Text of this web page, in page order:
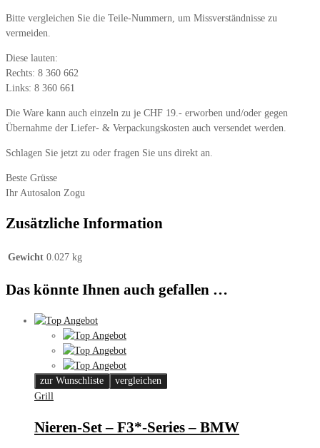
Bitte vergleichen Sie die Teile-Nummern, um Missverständnisse zu
vermeiden.
Diese lauten:
Rechts: 8 360 662
Links: 8 360 661
Die Ware kann auch einzeln zu je CHF 19.- erworben und/oder gegen
Übernahme der Liefer- & Verpackungskosten auch versendet werden.
Schlagen Sie jetzt zu oder fragen Sie uns direkt an.
Beste Grüsse
Ihr Autosalon Zogu
Zusätzliche Information
Gewicht 0.027 kg
Das könnte Ihnen auch gefallen …
zur Wunschliste
vergleichen
Grill
Nieren-Set – F3*-Series – BMW